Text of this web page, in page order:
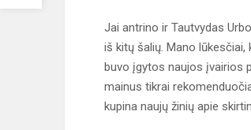
Jai antrino ir Tautvydas
iš kitų šalių. Mano
buvo įgytos naujos įvairios
mainus tikrai
kupina naujų žinių apie